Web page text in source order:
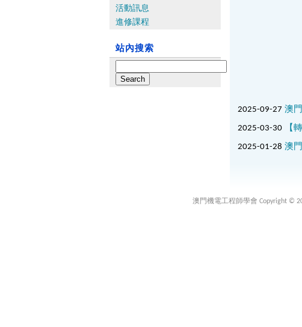
活動訊息
進修課程
站內搜索
for:
2025-09-27 澳
2025-03-30 【
2025-01-28 澳
澳門機電工程師學會 Copyright ©